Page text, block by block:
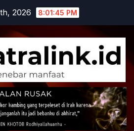
2026 8:01:46 PM